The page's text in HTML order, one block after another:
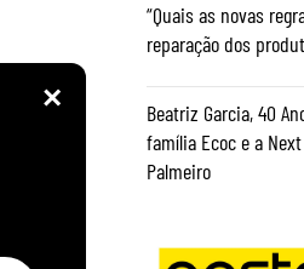
“Quais as novas
reparação dos
Beatriz Garcia, 40
família Ecoc e a
Palmeiro
×